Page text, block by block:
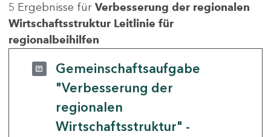
5 Ergebnisse für Verbesserung der regionalen
Wirtschaftsstruktur Leitlinie für
regionalbeihilfen
Gemeinschaftsaufgabe
"Verbesserung der
regionalen
Wirtschaftsstruktur" -